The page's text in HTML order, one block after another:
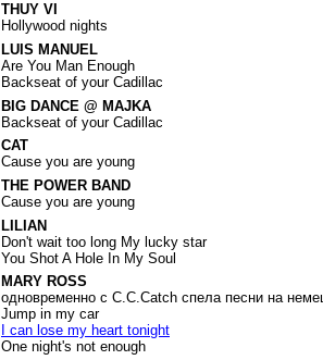
THUY VI
Hollywood nights
LUIS MANUEL
Are You Man Enough
Backseat of your Cadillac
BIG DANCE @ MAJKA
Backseat of your Cadillac
CAT
Cause you are young
THE POWER BAND
Cause you are young
LILIAN
Don't wait too long My lucky star
You Shot A Hole In My Soul
MARY ROSS
одновременно с C.C.Catch спела песни на
Jump in my car
I can lose my heart tonight
One night's not enough